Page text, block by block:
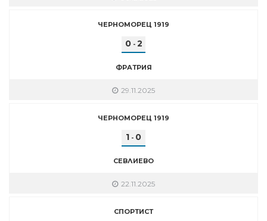
ЧЕРНОМОРЕЦ 1919
0- 2
ФРАТРИЯ
29.11.2025
ЧЕРНОМОРЕЦ 1919
1 - 0
СЕВЛИЕВО
22.11.2025
СПОРТИСТ